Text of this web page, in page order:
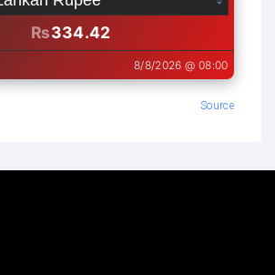
Source